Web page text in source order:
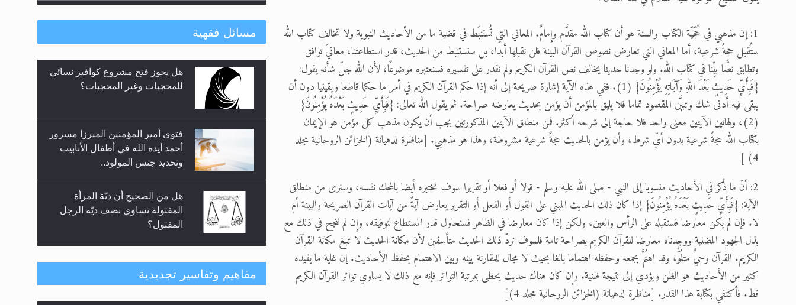
1: إن مذهبي في حُجّيّة الكتاب والسنة هو أن كتاب الله مقدَّم وإمامٌ. المعاني التي تُستنبَط في قضية ما من الأحاديث النبوية ولا تخالف كتاب الله
ستُقبل حجةً شرعية، أما المعاني التي تعارض نصوص القرآن البينة فلن نقبلها أبدا، بل سنستنبط من الحديث، قدر استطاعتنا، معانيَ توافق
وتطابق نصًّا بيِّنا في كتاب الله. ولو وجدنا حديثا يخالف نص القرآن الكريم ولم نقدر على تفسيره فسنعتبره موضوعًا، لأن الله جلّ شأنه يقول:
{فَبِأَيِّ حَدِيثٍ بَعْدَ اللهِ وَآيَاتِهِ يُؤْمِنُونَ} (1). ففي هذه الآية إشارة صريحة إلى أنه إذا حكم القرآن الكريم في أمر ما حكما قاطعا ويقينيا دون أن
يبقى فيه أدنى شك وتبيَّن المقصود تماما فلا يليق بالمؤمن أن يؤمن بحديث يعارضه صراحة. ثم يقول الله تعالى: {فَبِأَيِّ حَدِيثٍ بَعْدَهُ يُؤْمِنُونَ}
(2)، ولهاتين الآيتين معنى واحد فلا حاجة إلى شرحه أكثر. فمن منطلق الآيتين المذكورتين يجب أن يكون مذهب كل مؤمن هو الإيمان
بكتاب الله حجةً شرعية بدون أيّ شرط، وأن يؤمن بالحديث حجةً شرعية مشروطة، وهذا هو مذهبي. [مناظرة لدهيانة (الخزائن الروحانية مجلد
4) ]
2: أنّ ما ذُكر في الأحاديث منسوبا إلى النبي - صلى الله عليه وسلم - قولا أو فعلا أو تقريرا سوف نختبره أيضا بالمحك نفسه، وسنرى من منطلق
الآية: {فَبِأَيِّ حَدِيثٍ بَعْدَهُ يُؤْمِنُونَ} إذا كان ذلك الحديث المبني على القول أو الفعل أو التقرير يعارض آيةً من آيات القرآن الصريحة والبينة أم
لا. فإن لم يكن معارضا فسنقبله على الرأس والعين، ولكن إذا كان معارضا في الظاهر فسنحاول قدر المستطاع لتوفيقه، وإن لم ننجح في ذلك مع
بذل الجهود المضنية ووجدناه معارضا للقرآن الكريم بصراحة تامة فلسوف نردّ ذلك الحديث متأسفين لأن مكانة الحديث لا تبلغ مكانة القرآن
الكريم. القرآن وحيٌ متلُوٌّ، وقد اهتُمَّ بجمعه وحفظه اهتماما بالغا بحيث لا مجال للمقارنة بينه وبين الاهتمام بحفظ الأحاديث. إن غاية ما يفيده
كثير من الأحاديث هو الظن ويؤدي إلى نتيجة ظنية. وإن كان هناك حديث يحظى بمرتبة التواتر فإنه مع ذلك لا يساوي تواتر القرآن الكريم
قط. فأكتفي بكتابة هذا القدر. [مناظرة لدهيانة (الخزائن الروحانية مجلد 4)]
متطلَّبات التّحريك الجديد...
رأيٌ في لغة المسيح الموعود عليه
مسائل فقهية
فتوى أمير المؤمنين الميرزا مسرور
أحمد أيده الله في أطفال الأنابيب
هل من الصحيح أن ديّة المرأة
المقتولة تساوي نصف ديّة الرجل
المقتول؟
هل تعتبر الأشفار الاصطناعية
(الرموش الاصطناعية) والأظافر
البلاستيكية وطلاء الأظافر حاجبا
للوضوء وهل يُسمح الصلاة بها؟
هل يُحسب حول الزكاة وفق السنة
الميلادية أو الهجرية؟
مفاهيم وتفاسير تجديدية